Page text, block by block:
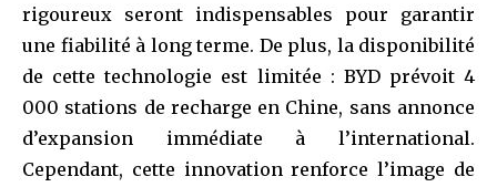
rigoureux seront indispensables pour garantir
une fiabilité à long terme. De plus, la disponibilité
de cette technologie est limitée : BYD prévoit 4
000 stations de recharge en Chine, sans annonce
d’expansion immédiate à l’international.
Cependant, cette innovation renforce l’image de